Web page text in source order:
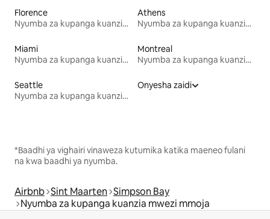
Florence
Nyumba za kupanga kuanzia mwezi mmoja
Athens
Nyumba za kupanga kuanzia mwezi mmoja
Miami
Nyumba za kupanga kuanzia mwezi mmoja
Montreal
Nyumba za kupanga kuanzia mwezi mmoja
Seattle
Nyumba za kupanga kuanzia mwezi mmoja
Onyesha zaidi
*Baadhi ya vighairi vinaweza kutumika katika maeneo fulani
na kwa baadhi ya nyumba.
Airbnb Sint Maarten Simpson Bay
Nyumba za kupanga kuanzia mwezi mmoja